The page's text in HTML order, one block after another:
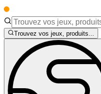
Trouvez vos jeux, produits...